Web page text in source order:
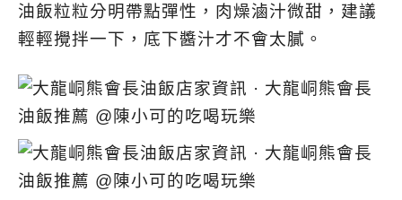
油飯粒粒分明帶點彈性，肉燥滷汁微甜，建議
輕輕攪拌一下，底下醬汁才不會太膩。